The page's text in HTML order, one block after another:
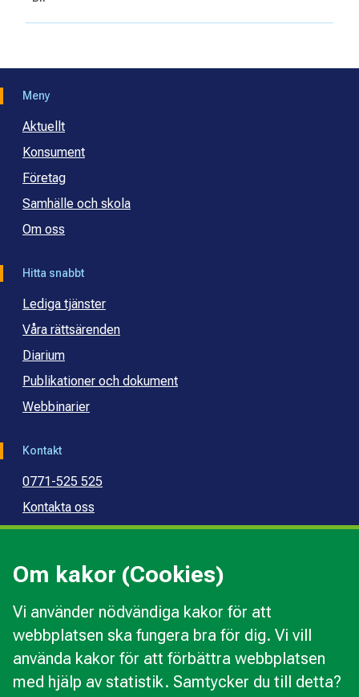
Om kakor (Cookies)
Vi använder nödvändiga kakor för att
webbplatsen ska fungera bra för dig. Vi vill
använda kakor för att förbättra webbplatsen
med hjälp av statistik. Samtycker du till detta?
Meny
Aktuellt
Konsument
Företag
Samhälle och skola
Om oss
Hitta snabbt
Lediga tjänster
Våra rättsärenden
Diarium
Publikationer och dokument
Webbinarier
Kontakt
0771-525 525
Kontakta oss
Press
Kommunal budget- och skuldrådgivning
Om webbplatsen